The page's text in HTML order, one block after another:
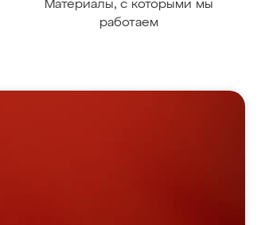
Материалы, с которыми мы
работаем